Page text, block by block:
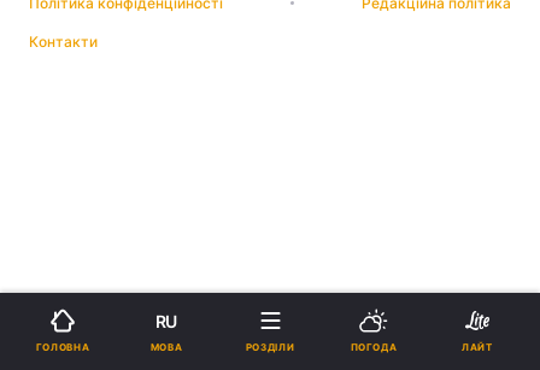
Контакти
ГОЛОВНА
RU
МОВА РОЗДІЛИ ПОГОДА ЛАЙТ